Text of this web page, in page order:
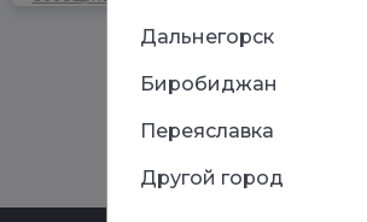
Дальнегорск
Биробиджан
Переяславка
Другой город